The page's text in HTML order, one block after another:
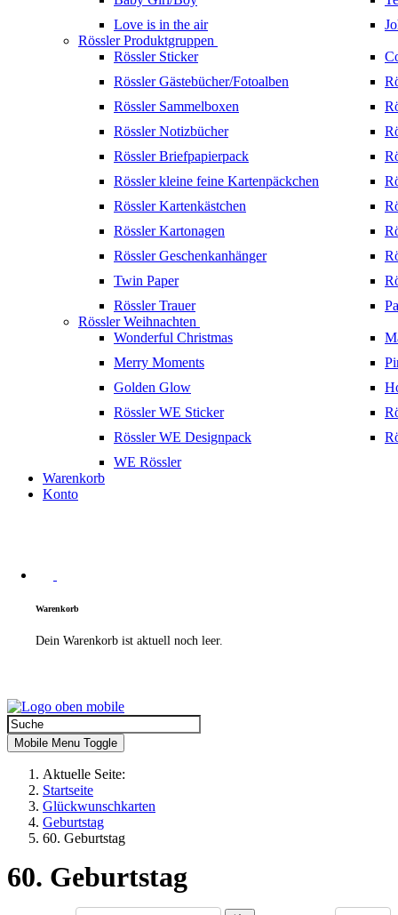
Love is in the air
Rössler Produktgruppen
Rössler Sticker
Rössler Gästebücher/Fotoalben
Rössler Sammelboxen
Rössler Notizbücher
Rössler Briefpapierpack
Rössler kleine feine Kartenpäckchen
Rössler Kartenkästchen
Rössler Kartonagen
Rössler Geschenkanhänger
Twin Paper
Rössler Trauer
Rössler Weihnachten
Wonderful Christmas
Merry Moments
Golden Glow
Rössler WE Sticker
Rössler WE Designpack
WE Rössler
Warenkorb
Konto
Warenkorb
Dein Warenkorb ist aktuell noch leer.
Mobile Menu Toggle
Aktuelle Seite:
Startseite
Glückwunschkarten
Geburtstag
60. Geburtstag
60. Geburtstag